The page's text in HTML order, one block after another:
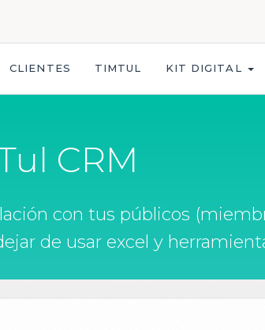
CLIENTES TIMTUL KIT DIGITAL
CRM
con tus públicos
de usar excel y